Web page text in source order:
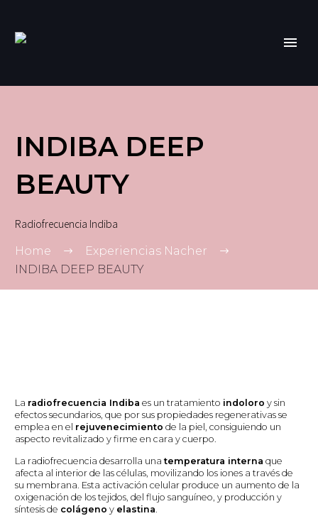
INDIBA DEEP
BEAUTY
Radiofrecuencia Indiba
Home
Experiencias Nacher
INDIBA DEEP BEAUTY
La radiofrecuencia Indiba es un tratamiento indoloro y sin
efectos secundarios, que por sus propiedades regenerativas se
emplea en el rejuvenecimiento de la piel, consiguiendo un
aspecto revitalizado y firme en cara y cuerpo.
La radiofrecuencia desarrolla unatemperatura interna que
afecta al interior de las células, movilizando los iones a través de
su membrana. Esta activación celular produce un aumento de la
oxigenación de los tejidos, del flujo sanguíneo, y producción y
síntesis de colágeno y elastina.